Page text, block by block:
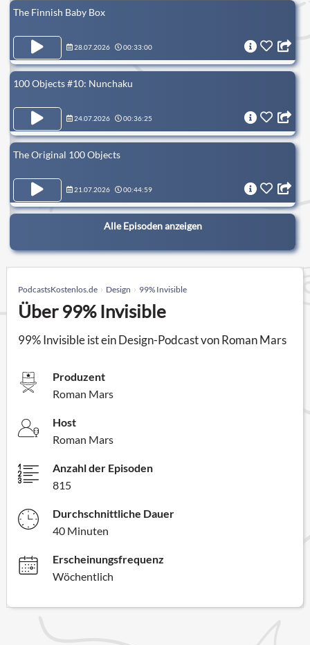
The Finnish Baby Box
28.07.2026 00:33:00
100 Objects #10: Nunchaku
24.07.2026 00:36:25
The Original 100 Objects
21.07.2026 00:44:59
Alle Episoden anzeigen
PodcastsKostenlos.de Design 99% Invisible
Über 99% Invisible
99% Invisible ist ein Design-Podcast von Roman Mars
Produzent
Roman Mars
Host
Roman Mars
Anzahl der Episoden
815
Durchschnittliche Dauer
40 Minuten
Erscheinungsfrequenz
Wöchentlich